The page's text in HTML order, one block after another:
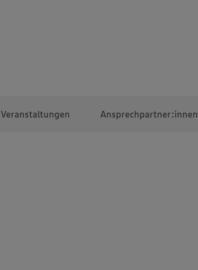
Veranstaltungen Ansprechpartner:innen